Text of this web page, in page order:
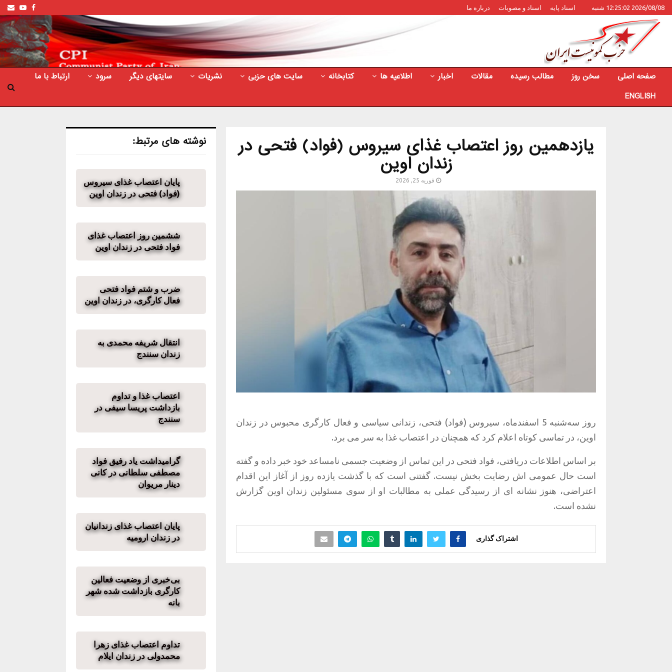
2026/08/08 12:25:02 شنبه اسناد پایه اسناد و مصوبات درباره ما Facebook
صفحه اصلی سخن روز مطالب رسیده مقالات اخبار اطلاعیه ها کتابخانه سایت های حزبی نشریات سایتهای دیگر سرود
ارتباط با ما
ENGLISH
یازدهمین روز اعتصاب غذای سیروس (فواد) فتحی در
زندان اوین
فوریه 25, 2026
روز سه‌شنبه 5 اسفندماه، سیروس (فواد) فتحی، زندانی سیاسی و فعال کارگری محبوس در زندان
اوین، در تماسی کوتاه اعلام کرد که همچنان در اعتصاب غذا به سر می برد.
بر اساس اطلاعات دریافتی، فواد فتحی در این تماس از وضعیت جسمی نامساعد خود خبر داده و گفته
است حال عمومی اش رضایت بخش نیست. گفتنی است که با گذشت یازده روز از آغاز این اقدام
اعتراضی، هنوز نشانه ای از رسیدگی عملی به مطالبات او از سوی مسئولین زندان اوین گزارش
نشده است.
اشتراک گذاری
نوشته های مرتبط:
پایان اعتصاب غذای سیروس
(فواد) فتحی در زندان اوین
ششمین روز اعتصاب غذای
فواد فتحی در زندان اوین
ضرب و شتم فواد فتحی
فعال کارگری، در زندان اوین
انتقال شریفه محمدی به
زندان سنندج
اعتصاب غذا و تداوم
بازداشت پریسا سیفی در
سنندج
گرامیداشت یاد رفیق فواد
مصطفی سلطانی در کانی
دینار مریوان
پایان اعتصاب غذای زندانیان
در زندان ارومیه
بی‌‏خبری از وضعیت فعالین
کارگری بازداشت شدە شهر
بانە
تداوم اعتصاب غذای زهرا
محمدولی در زندان ایلام